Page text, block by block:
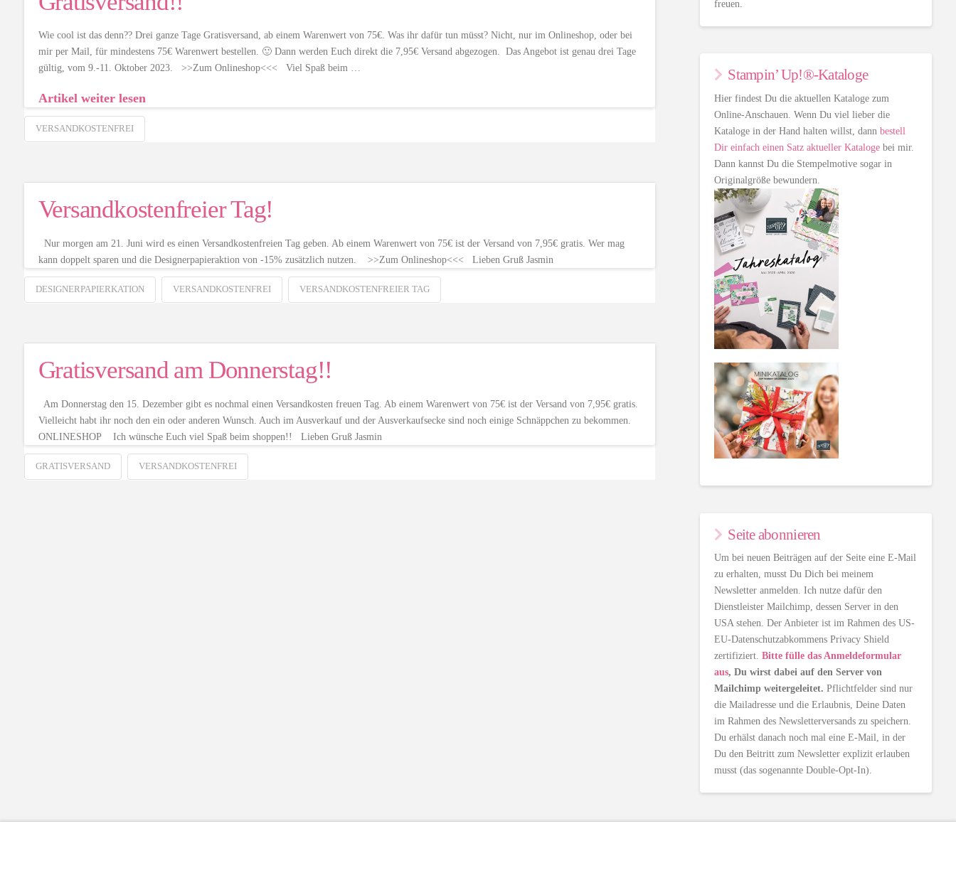
Wie cool ist das denn?? Drei ganze Tage Gratisversand, ab einem Warenwert von 75€. Was ihr dafür tun müsst? Nicht, nur im Onlineshop, oder bei
mir per Mail, für mindestens 75€ Warenwert bestellen. 🙂 Dann werden Euch direkt die 7,95€ Versand abgezogen. Das Angebot ist genau drei Tage
gültig, vom 9.-11. Oktober 2023. >>Zum Onlineshop<<< Viel Spaß beim …
Artikel weiter lesen
VERSANDKOSTENFREI
Versandkostenfreier Tag!
Nur morgen am 21. Juni wird es einen Versandkostenfreien Tag geben. Ab einem Warenwert von 75€ ist der Versand von 7,95€ gratis. Wer mag
kann doppelt sparen und die Designerpapieraktion von -15% zusätzlich nutzen. >>Zum Onlineshop<<< Lieben Gruß Jasmin
DESIGNERPAPIERKATION VERSANDKOSTENFREI VERSANDKOSTENFREIER TAG
Gratisversand am Donnerstag!!
Am Donnerstag den 15. Dezember gibt es nochmal einen Versandkosten freuen Tag. Ab einem Warenwert von 75€ ist der Versand von 7,95€ gratis.
Vielleicht habt ihr noch den ein oder anderen Wunsch. Auch im Ausverkauf und der Ausverkaufsecke sind noch einige Schnäppchen zu bekommen.
ONLINESHOP Ich wünsche Euch viel Spaß beim shoppen!! Lieben Gruß Jasmin
GRATISVERSAND VERSANDKOSTENFREI
freuen.
Stampin’ Up!®-Kataloge
Hier findest Du die aktuellen Kataloge zum
Online-Anschauen. Wenn Du viel lieber die
Kataloge in der Hand halten willst, dannbestell
Dir einfach einen Satz aktueller Kataloge bei mir.
Dann kannst Du die Stempelmotive sogar in
Originalgröße bewundern.
Seite abonnieren
Um bei neuen Beiträgen auf der Seite eine E-Mail
zu erhalten, musst Du Dich bei meinem
Newsletter anmelden. Ich nutze dafür den
Dienstleister Mailchimp, dessen Server in den
USA stehen. Der Anbieter ist im Rahmen des US-
EU-Datenschutzabkommens Privacy Shield
zertifiziert.Bitte fülle das Anmeldeformular
aus, Du wirst dabei auf den Server von
Mailchimp weitergeleitet. Pflichtfelder sind nur
die Mailadresse und die Erlaubnis, Deine Daten
im Rahmen des Newsletterversands zu speichern.
Du erhälst danach noch mal eine E-Mail, in der
Du den Beitritt zum Newsletter explizit erlauben
musst (das sogenannte Double-Opt-In).